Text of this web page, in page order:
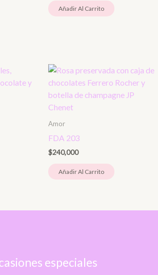
Añadir Al Carrito
Amor
FDA 203
$240,000
Añadir Al Carrito
especiales